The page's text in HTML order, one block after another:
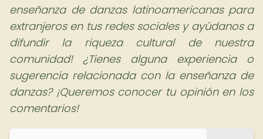
enseñanza de danzas latinoamericanas para
extranjeros en tus redes sociales y ayúdanos a
difundir la riqueza cultural de nuestra
comunidad! ¿Tienes alguna experiencia o
sugerencia relacionada con la enseñanza de
danzas? ¡Queremos conocer tu opinión en los
comentarios!